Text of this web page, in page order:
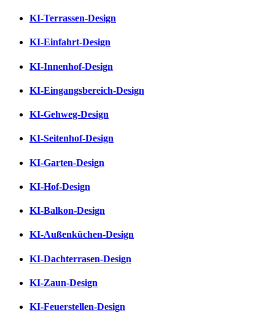
KI-Terrassen-Design
KI-Einfahrt-Design
KI-Innenhof-Design
KI-Eingangsbereich-Design
KI-Gehweg-Design
KI-Seitenhof-Design
KI-Garten-Design
KI-Hof-Design
KI-Balkon-Design
KI-Außenküchen-Design
KI-Dachterrasen-Design
KI-Zaun-Design
KI-Feuerstellen-Design